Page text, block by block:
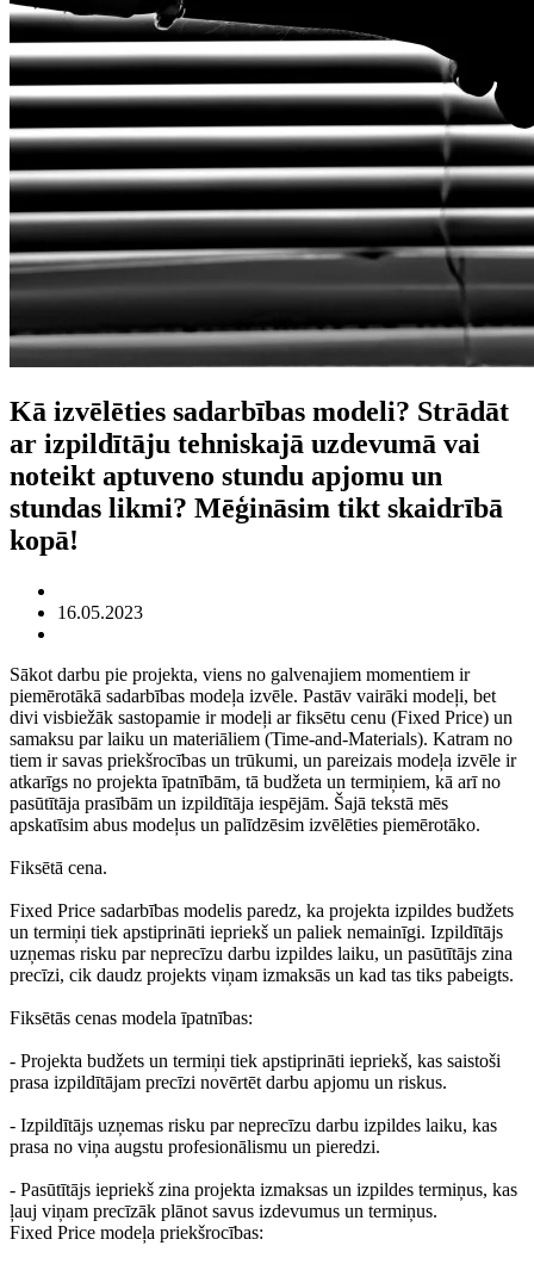
Kā izvēlēties sadarbības modeli? Strādāt
ar izpildītāju tehniskajā uzdevumā vai
noteikt aptuveno stundu apjomu un
stundas likmi? Mēģināsim tikt skaidrībā
kopā!
16.05.2023
Sākot darbu pie projekta, viens no galvenajiem momentiem ir
piemērotākā sadarbības modeļa izvēle. Pastāv vairāki modeļi, bet
divi visbiežāk sastopamie ir modeļi ar fiksētu cenu (Fixed Price) un
samaksu par laiku un materiāliem (Time-and-Materials). Katram no
tiem ir savas priekšrocības un trūkumi, un pareizais modeļa izvēle ir
atkarīgs no projekta īpatnībām, tā budžeta un termiņiem, kā arī no
pasūtītāja prasībām un izpildītāja iespējām. Šajā tekstā mēs
apskatīsim abus modeļus un palīdzēsim izvēlēties piemērotāko.
Fiksētā cena.
Fixed Price sadarbības modelis paredz, ka projekta izpildes budžets
un termiņi tiek apstiprināti iepriekš un paliek nemainīgi. Izpildītājs
uzņemas risku par neprecīzu darbu izpildes laiku, un pasūtītājs zina
precīzi, cik daudz projekts viņam izmaksās un kad tas tiks pabeigts.
Fiksētās cenas modela īpatnības:
- Projekta budžets un termiņi tiek apstiprināti iepriekš, kas saistoši
prasa izpildītājam precīzi novērtēt darbu apjomu un riskus.
- Izpildītājs uzņemas risku par neprecīzu darbu izpildes laiku, kas
prasa no viņa augstu profesionālismu un pieredzi.
- Pasūtītājs iepriekš zina projekta izmaksas un izpildes termiņus, kas
ļauj viņam precīzāk plānot savus izdevumus un termiņus.
Fixed Price modeļa priekšrocības: